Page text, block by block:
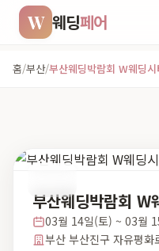
W 웨딩페어
홈/부산/부산웨딩박람회 W웨딩시
부산웨딩박람회 W
03월 14일(토) ~ 03월
부산 부산진구 자유평